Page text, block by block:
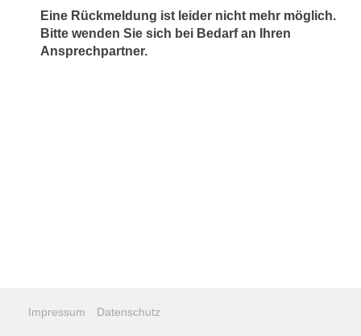
Eine Rückmeldung ist leider nicht mehr möglich.
Bitte wenden Sie sich bei Bedarf an Ihren
Ansprechpartner.
Impressum Datenschutz